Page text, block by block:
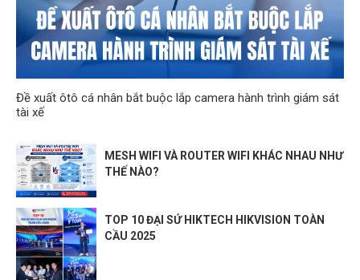
Đề xuất ôtô cá nhân bắt buộc lắp camera hành trình giám sát
tài xế
MESH WIFI VÀ ROUTER WIFI KHÁC NHAU NHƯ
THẾ NÀO?
TOP 10 ĐẠI SỨ HIKTECH HIKVISION TOÀN
CẦU 2025